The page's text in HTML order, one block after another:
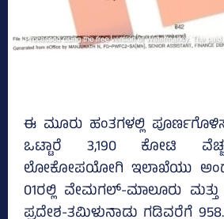
ಈ ಮೂರು ಹಂತಗಳಲ್ಲಿ
ಒಟ್ಟಾರೆ 3,190 ಕೋಟಿ
ಲೋಕೋಪಯೋಗಿ ಇಲಾಖೆಯು
01ರಲ್ಲಿ ವೇಮಗಲ್-ಮಾಲೂರು ಮತ್ತು